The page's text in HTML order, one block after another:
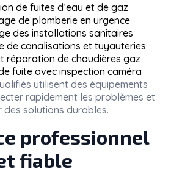
de fuites d’eau et de gaz
de plomberie en urgence
des installations sanitaires
de canalisations et tuyauteries
réparation de chaudières gaz
fuite avec inspection caméra
utilisent des équipements
rapidement les problèmes et
des solutions durables.
professionnel
fiable